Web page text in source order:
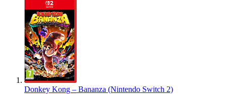
Donkey Kong – Bananza (Nintendo Switch 2)